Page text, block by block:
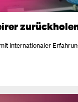
internationaler